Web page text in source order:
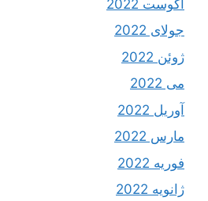
آگوست 2022
جولای 2022
ژوئن 2022
می 2022
آوریل 2022
مارس 2022
فوریه 2022
ژانویه 2022